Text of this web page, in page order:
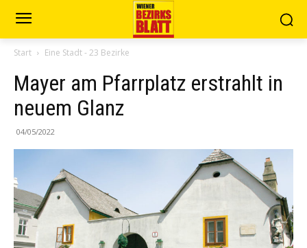
Start Eine Stadt - 23 Bezirke
Mayer am Pfarrplatz erstrahlt in
neuem Glanz
04/05/2022